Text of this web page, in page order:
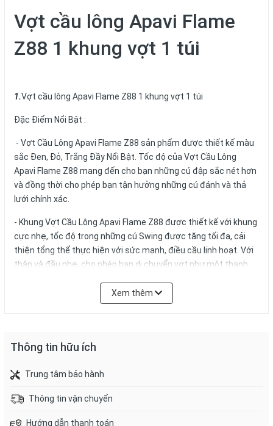
Vợt cầu lông Apavi Flame
Z88 1 khung vợt 1 túi
1.Vợt cầu lông Apavi Flame Z88 1 khung vợt 1 túi
Đặc Điểm Nổi Bật :
- Vợt Cầu Lông Apavi Flame Z88 sản phẩm được thiết kế màu
sắc Đen, Đỏ, Trắng Đầy Nổi Bật. Tốc độ của Vợt Cầu Lông
Apavi Flame Z88 mang đến cho bạn những cú đập sắc nét hơn
và đồng thời cho phép bạn tận hưởng những cú đánh và thả
lưới chính xác.
- Khung Vợt Cầu Lông Apavi Flame Z88 được thiết kế với khung
cực nhẹ, tốc độ trong những cú Swing được tăng tối đa, cải
thiện tổng thể thực hiện với sức mạnh, điều cầu linh hoạt. Với
thân và đầu nhẹ, cho phép bạn di chuyển vợt như một thanh
Vợt cầu lôngApavi Flame Z88
- Thân vợt: Carbon 24T Graphite
- Độ cứng: 8.6-8.8 (dẻo)
- Trọng lương: 82+-2 4U
- Chu vi cán vợt G5
Xem thêm
Thông tin hữu ích
Trung tâm bảo hành
Thông tin vận chuyển
Hướng dẫn thanh toán